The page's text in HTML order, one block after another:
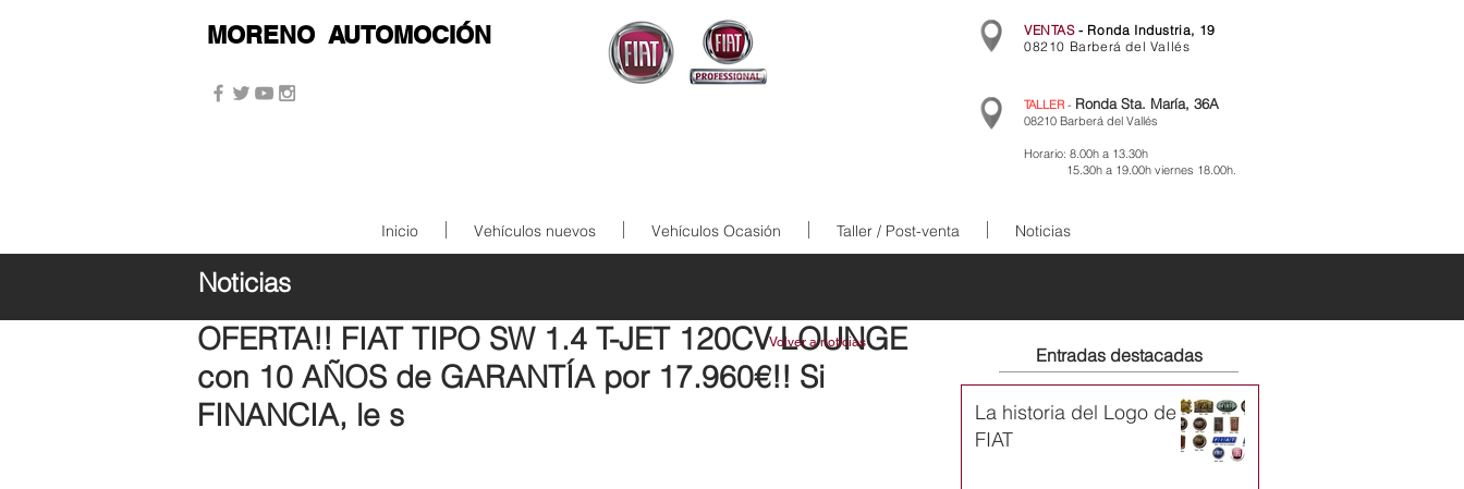
MORENO AUTOMOCIÓN VENTAS- Ronda Industria, 19
08210 Barberá del Vallés
TALLER - Ronda Sta. María, 36A
08210 Barberá del Vallés
Horario: 8.00h a 13.30h
15.30h a 19.00h viernes 18.00h.
Inicio Vehículos nuevos Vehículos Ocasión Taller / Post-venta Noticias
OFERTA!! FIAT TIPO SW 1.4 T-JET 120CV LOUNGE
con 10 AÑOS de GARANTÍA por 17.960€!! Si
FINANCIA, le s
Entradas destacadas
La historia del Logo de
FIAT
Noticias
Volver a noticias